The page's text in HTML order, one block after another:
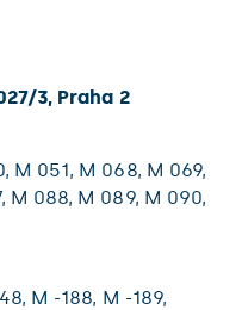
3, Praha 2
M 051, M 068, M 069,
M 088, M 089, M 090,
M -188, M -189,